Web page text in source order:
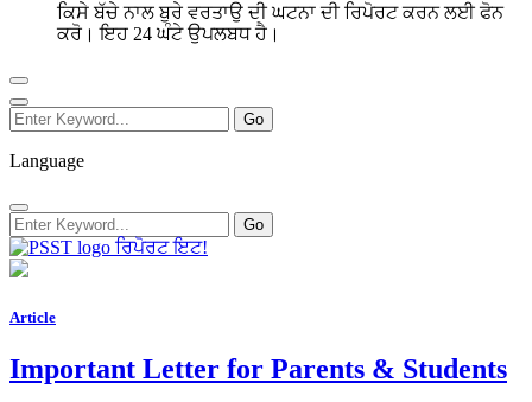
ਕਿਸੇ ਬੱਚੇ ਨਾਲ ਬੁਰੇ ਵਰਤਾਉ ਦੀ ਘਟਨਾ ਦੀ ਰਿਪੋਰਟ ਕਰਨ ਲਈ ਫੋਨ
ਕਰੋ। ਇਹ 24 ਘੰਟੇ ਉਪਲਬਧ ਹੈ।
Language
ਰਿਪੋਰਟ ਇਟ!
Article
Important Letter for Parents & Students